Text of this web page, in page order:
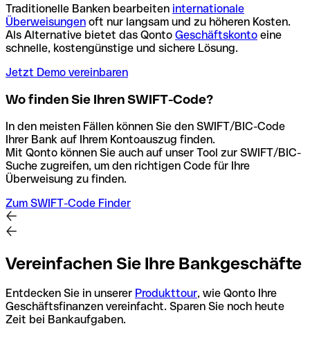
Traditionelle Banken bearbeiten internationale
Überweisungen oft nur langsam und zu höheren Kosten.
Als Alternative bietet das Qonto Geschäftskonto eine
schnelle, kostengünstige und sichere Lösung.
Jetzt Demo vereinbaren
Wo finden Sie Ihren SWIFT-Code?
In den meisten Fällen können Sie den SWIFT/BIC-Code
Ihrer Bank auf Ihrem Kontoauszug finden.
Mit Qonto können Sie auch auf unser Tool zur SWIFT/BIC-
Suche zugreifen, um den richtigen Code für Ihre
Überweisung zu finden.
Zum SWIFT-Code Finder
Vereinfachen Sie Ihre Bankgeschäfte
Entdecken Sie in unserer Produkttour, wie Qonto Ihre
Geschäftsfinanzen vereinfacht. Sparen Sie noch heute
Zeit bei Bankaufgaben.